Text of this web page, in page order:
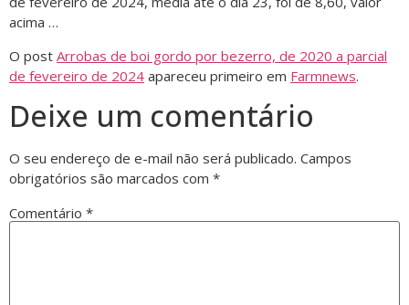
acima …
O post Arrobas de boi gordo por bezerro, de 2020 a parcial
de fevereiro de 2024 apareceu primeiro em Farmnews.
Deixe um comentário
O seu endereço de e-mail não será publicado. Campos
obrigatórios são marcados com *
Comentário *